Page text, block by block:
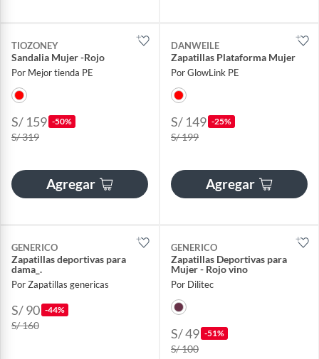
TIOZONEY
Sandalia Mujer -Rojo
Por Mejor tienda PE
S/ 159 -50%
S/ 319
Agregar
DANWEILE
Zapatillas Plataforma Mujer
Por GlowLink PE
S/ 149 -25%
S/ 199
Agregar
GENERICO
Zapatillas deportivas para
dama_.
Por Zapatillas genericas
S/ 90 -44%
S/ 160
GENERICO
Zapatillas Deportivas para
Mujer - Rojo vino
Por Dilitec
S/ 49 -51%
S/ 100